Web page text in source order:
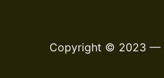
Copyright © 2023 —